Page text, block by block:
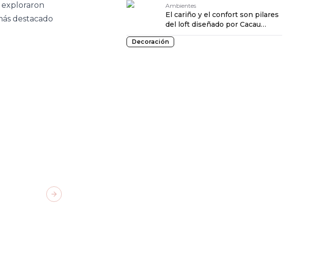
exploraron
destacado
Next slide
Ambientes
El cariño y el confort son pilares
del loft diseñado por Cacau
Ribeiro
Decoración